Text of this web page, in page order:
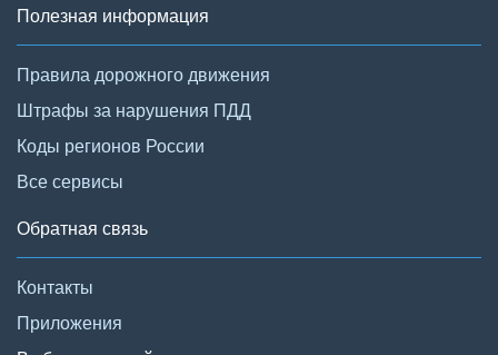
Полезная информация
Правила дорожного движения
Штрафы за нарушения ПДД
Коды регионов России
Все сервисы
Обратная связь
Контакты
Приложения